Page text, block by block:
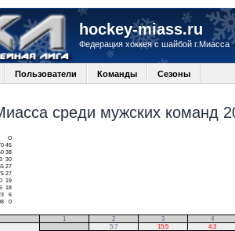
hockey-miass.ru
Федерация хоккея с шайбой г.Миасса
Пользователи Команды Сезоны
среди мужских команд
О
45
38
30
27
27
19
18
6
0
1 2 3
4
5:7 15:5
4:3